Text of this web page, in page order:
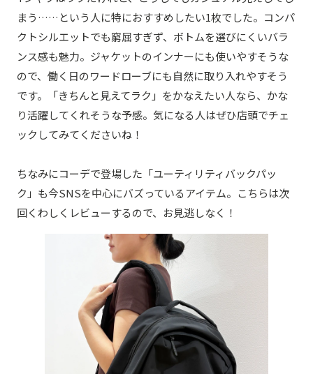
まう……という人に特におすすめしたい1枚でした。コンパ
クトシルエットでも窮屈すぎず、ボトムを選びにくいバラ
ンス感も魅力。ジャケットのインナーにも使いやすそうな
ので、働く日のワードローブにも自然に取り入れやすそう
です。「きちんと見えてラク」をかなえたい人なら、かな
り活躍してくれそうな予感。気になる人はぜひ店頭でチェ
ックしてみてくださいね！
ちなみにコーデで登場した「ユーティリティバックパッ
ク」も今SNSを中心にバズっているアイテム。こちらは次
回くわしくレビューするので、お見逃しなく！